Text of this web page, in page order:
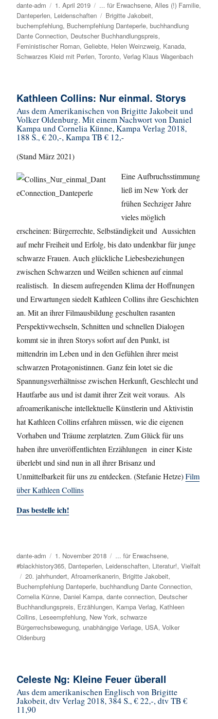
Autor
dante-adm
Veröffentlicht
am
1. April 2019 Kategorien
... für Erwachsene,Alles (!) Familie,
Danteperlen, Leidenschaften Schlagwörter
Brigitte Jakobeit,
buchempfehlung, Buchempfehlung Danteperle,buchhandlung
Dante Connection, Deutscher Buchhandlungspreis,
Feministischer Roman,Geliebte, Helen Weinzweig, Kanada,
Schwarzes Kleid mit Perlen,Toronto,Verlag Klaus Wagenbach
Kathleen Collins: Nur einmal. Storys
Aus dem Amerikanischen von Brigitte Jakobeit und
Volker Oldenburg. Mit einem Nachwort von Daniel
Kampa und Cornelia Künne, Kampa Verlag 2018,
188 S., € 20,-, Kampa TB € 12,-
(Stand März 2021)
Eine Aufbruchsstimmung
ließ im New York der
frühen Sechziger Jahre
vieles möglich
erscheinen: Bürgerrechte, Selbständigkeit und Aussichten
auf mehr Freiheit und Erfolg, bis dato undenkbar für junge
schwarze Frauen. Auch glückliche Liebesbeziehungen
zwischen Schwarzen und Weißen schienen auf einmal
realistisch. In diesem aufregenden Klima der Hoffnungen
und Erwartungen siedelt Kathleen Collins ihre Geschichten
an. Mit an ihrer Filmausbildung geschulten rasanten
Perspektivwechseln, Schnitten und schnellen Dialogen
kommt sie in ihren Storys sofort auf den Punkt, ist
mittendrin im Leben und in den Gefühlen ihrer meist
schwarzen Protagonistinnen. Ganz fein lotet sie die
Spannungsverhältnisse zwischen Herkunft, Geschlecht und
Hautfarbe aus und ist damit ihrer Zeit weit voraus. Als
afroamerikanische intellektuelle Künstlerin und Aktivistin
hat Kathleen Collins erfahren müssen, wie die eigenen
Vorhaben und Träume zerplatzten. Zum Glück für uns
haben ihre unveröffentlichten Erzählungen in einer Kiste
überlebt und sind nun in all ihrer Brisanz und
Unmittelbarkeit für uns zu entdecken. (Stefanie Hetze)Film
über Kathleen Collins
Das bestelle ich!
Autor
dante-adm
Veröffentlicht
am
1. November 2018 Kategorien
... für Erwachsene,
#blackhistory365, Danteperlen, Leidenschaften, Literatur!,Vielfalt
Schlagwörter
20. jahrhundert,Afroamerikanerin, Brigitte Jakobeit,
Buchempfehlung Danteperle,buchhandlung Dante Connection,
Cornelia Künne, Daniel Kampa,dante connection, Deutscher
Buchhandlungspreis, Erzählungen, Kampa Verlag, Kathleen
Collins, Leseempfehlung, New York,schwarze
Bürgerrechsbewegung, unabhängige Verlage, USA,Volker
Oldenburg
Celeste Ng: Kleine Feuer überall
Aus dem amerikanischen Englisch von Brigitte
Jakobeit, dtv Verlag 2018, 384 S., € 22,-, dtv TB €
11,90